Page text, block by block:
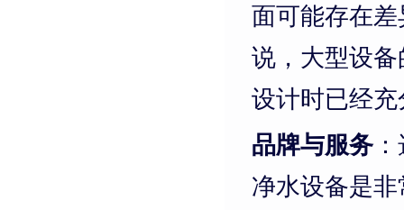
面可能存在
说，大型设
设计时已经
品牌与服务：
净水设备是